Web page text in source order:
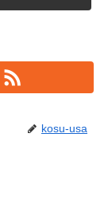
kosu-usa